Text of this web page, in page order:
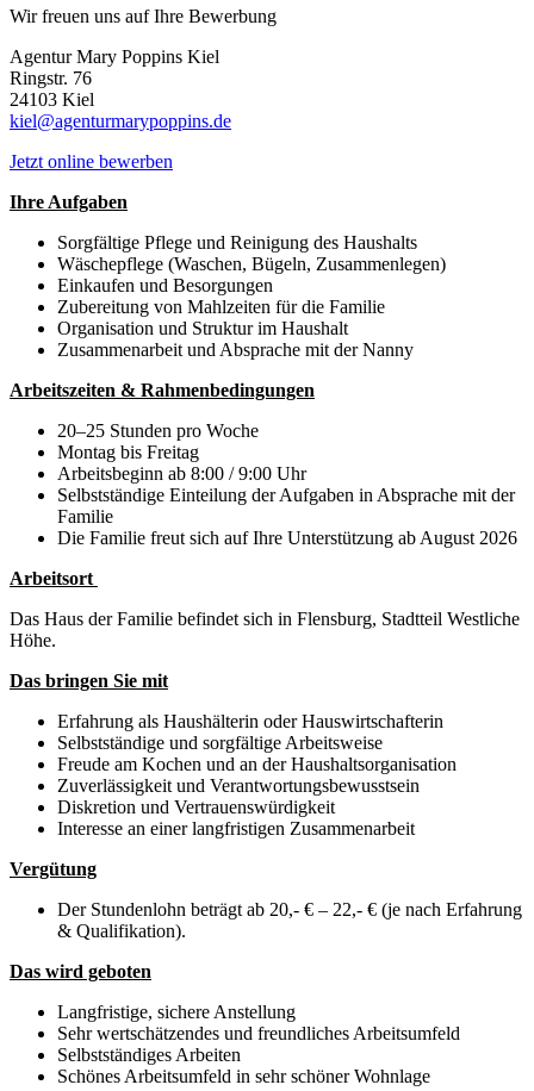
Wir freuen uns auf Ihre Bewerbung
Agentur Mary Poppins Kiel
Ringstr. 76
24103 Kiel
kiel@agenturmarypoppins.de
Jetzt online bewerben
Ihre Aufgaben
Sorgfältige Pflege und Reinigung des Haushalts
Wäschepflege (Waschen, Bügeln, Zusammenlegen)
Einkaufen und Besorgungen
Zubereitung von Mahlzeiten für die Familie
Organisation und Struktur im Haushalt
Zusammenarbeit und Absprache mit der Nanny
Arbeitszeiten & Rahmenbedingungen
20–25 Stunden pro Woche
Montag bis Freitag
Arbeitsbeginn ab 8:00 / 9:00 Uhr
Selbstständige Einteilung der Aufgaben in Absprache mit der
Familie
Die Familie freut sich auf Ihre Unterstützung ab August 2026
Arbeitsort
Das Haus der Familie befindet sich in Flensburg, Stadtteil Westliche
Höhe.
Das bringen Sie mit
Erfahrung als Haushälterin oder Hauswirtschafterin
Selbstständige und sorgfältige Arbeitsweise
Freude am Kochen und an der Haushaltsorganisation
Zuverlässigkeit und Verantwortungsbewusstsein
Diskretion und Vertrauenswürdigkeit
Interesse an einer langfristigen Zusammenarbeit
Vergütung
Der Stundenlohn beträgt ab 20,- € – 22,- € (je nach Erfahrung
& Qualifikation).
Das wird geboten
Langfristige, sichere Anstellung
Sehr wertschätzendes und freundliches Arbeitsumfeld
Selbstständiges Arbeiten
Schönes Arbeitsumfeld in sehr schöner Wohnlage